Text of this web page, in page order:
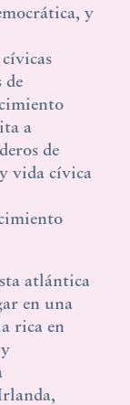
y
de
a
de
vida cívica
atlántica
en una
rica en